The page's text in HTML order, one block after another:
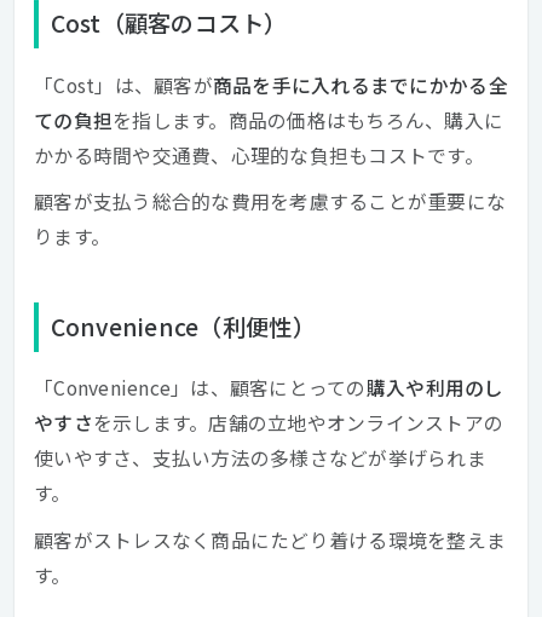
Cost（顧客のコスト）
「Cost」は、顧客が商品を手に入れるまでにかかる全
ての負担を指します。商品の価格はもちろん、購入に
かかる時間や交通費、心理的な負担もコストです。
顧客が支払う総合的な費用を考慮することが重要にな
ります。
Convenience（利便性）
「Convenience」は、顧客にとっての購入や利用のし
やすさを示します。店舗の立地やオンラインストアの
使いやすさ、支払い方法の多様さなどが挙げられま
す。
顧客がストレスなく商品にたどり着ける環境を整えま
す。